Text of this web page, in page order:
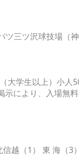
三ツ沢球技場（神
学生以上）小人
示により、入場無料
越（1） 東 海（3